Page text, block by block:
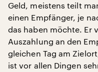
Geld, meistens teilt
einen Empfänger, je
das haben möchte. Er
Auszahlung an den
gleichen Tag am
ist vor allen Dingen